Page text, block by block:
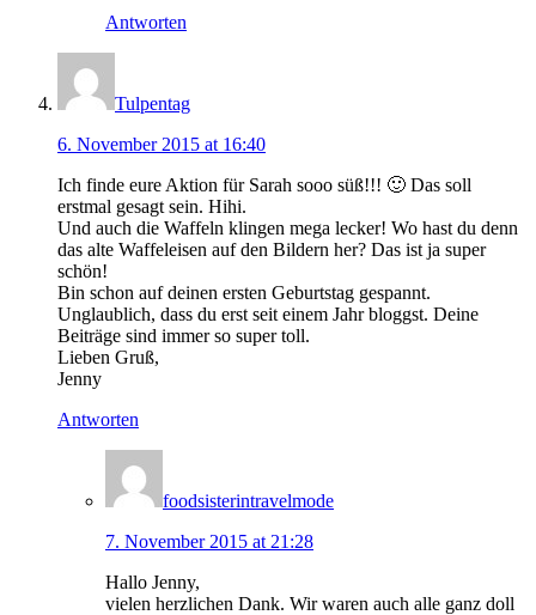
Antworten
Tulpentag
6. November 2015 at 16:40
Ich finde eure Aktion für Sarah sooo süß!!! 🙂 Das soll
erstmal gesagt sein. Hihi.
Und auch die Waffeln klingen mega lecker! Wo hast du denn
das alte Waffeleisen auf den Bildern her? Das ist ja super
schön!
Bin schon auf deinen ersten Geburtstag gespannt.
Unglaublich, dass du erst seit einem Jahr bloggst. Deine
Beiträge sind immer so super toll.
Lieben Gruß,
Jenny
Antworten
foodsisterintravelmode
7. November 2015 at 21:28
Hallo Jenny,
vielen herzlichen Dank. Wir waren auch alle ganz doll